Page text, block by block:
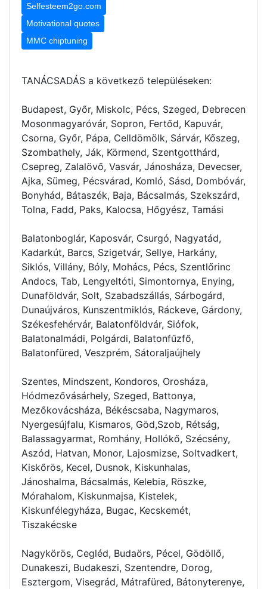
Selfesteem2go.com
Motivational quotes
MMC chiptuning
TANÁCSADÁS a következő településeken:
Budapest, Győr, Miskolc, Pécs, Szeged, Debrecen
Mosonmagyaróvár, Sopron, Fertőd, Kapuvár,
Csorna, Győr, Pápa, Celldömölk, Sárvár, Kőszeg,
Szombathely, Ják, Körmend, Szentgotthárd,
Csepreg, Zalalövő, Vasvár, Jánosháza, Devecser,
Ajka, Sümeg, Pécsvárad, Komló, Sásd, Dombóvár,
Bonyhád, Bátaszék, Baja, Bácsalmás, Szekszárd,
Tolna, Fadd, Paks, Kalocsa, Hőgyész, Tamási
Balatonboglár, Kaposvár, Csurgó, Nagyatád,
Kadarkút, Barcs, Szigetvár, Sellye, Harkány,
Siklós, Villány, Bóly, Mohács, Pécs, Szentlőrinc
Andocs, Tab, Lengyeltóti, Simontornya, Enying,
Dunaföldvár, Solt, Szabadszállás, Sárbogárd,
Dunaújváros, Kunszentmiklós, Ráckeve, Gárdony,
Székesfehérvár, Balatonföldvár, Siófok,
Balatonalmádi, Polgárdi, Balatonfűzfő,
Balatonfüred, Veszprém, Sátoraljaújhely
Szentes, Mindszent, Kondoros, Orosháza,
Hódmezővásárhely, Szeged, Battonya,
Mezőkovácsháza, Békéscsaba, Nagymaros,
Nyergesújfalu, Kismaros, Göd,Szob, Rétság,
Balassagyarmat, Romhány, Hollókő, Szécsény,
Aszód, Hatvan, Monor, Lajosmizse, Soltvadkert,
Kiskőrös, Kecel, Dusnok, Kiskunhalas,
Jánoshalma, Bácsalmás, Kelebia, Röszke,
Mórahalom, Kiskunmajsa, Kistelek,
Kiskunfélegyháza, Bugac, Kecskemét,
Tiszakécske
Nagykörös, Cegléd, Budaörs, Pécel, Gödöllő,
Dunakeszi, Budakeszi, Szentendre, Dorog,
Esztergom, Visegrád, Mátrafüred, Bátonyterenye,